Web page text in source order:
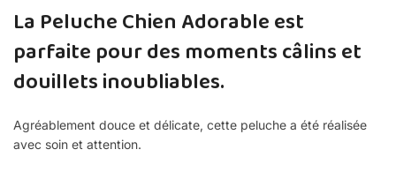
La Peluche Chien Adorable est
parfaite pour des moments câlins et
douillets inoubliables.
Agréablement douce et délicate, cette peluche a été réalisée
avec soin et attention.